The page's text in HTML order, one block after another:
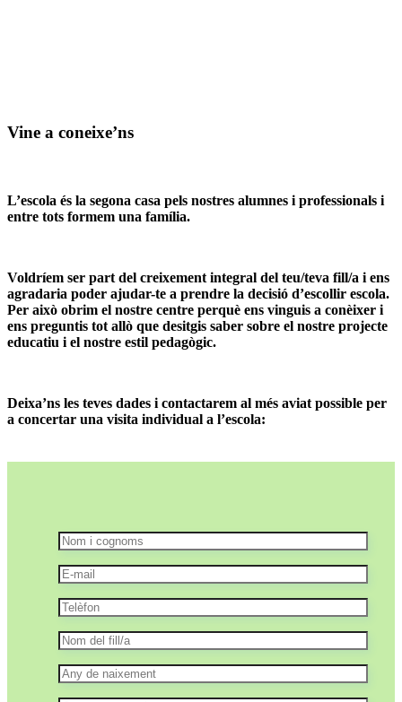
Vine a coneixe’ns
L’escola és la segona casa pels nostres alumnes i professionals i
entre tots formem una família.
Voldríem ser part del creixement integral del teu/teva fill/a i ens
agradaria poder ajudar-te a prendre la decisió d’escollir escola.
Per això obrim el nostre centre perquè ens vinguis a conèixer i
ens preguntis tot allò que desitgis saber sobre el nostre projecte
educatiu i el nostre estil pedagògic.
Deixa’ns les teves dades i contactarem al més aviat possible per
a concertar una visita individual a l’escola: